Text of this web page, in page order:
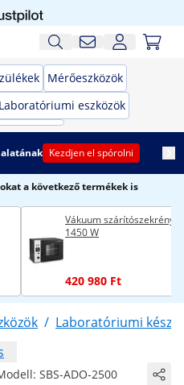
Mérőeszközök
Laboratóriumi eszközök
Kezdjen el spórolni
a következő termékek is
Vákuum szárítószekrény -
1450 W
420 980 Ft
/ Laboratóriumi
SBS-ADO-2500